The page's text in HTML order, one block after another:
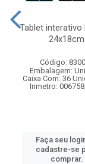
Tablet interativo
24x18cm
Código:
Embalagem:
Caixa Com: 36
Inmetro:
Faça seu
cadastre-se
comprar.